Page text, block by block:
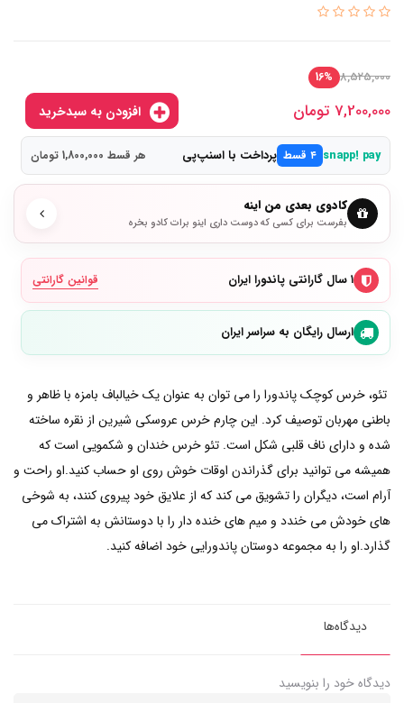
8,525,000
16%
7,200,000 تومان
snapp! pay ۴ قسط پرداخت با اسنپ‌پی هر قسط 1,800,000 تومان
کادوی بعدی من اینه
بفرست برای کسی که دوست داری اینو برات کادو بخره
۱ سال گارانتی پاندورا ایران قوانین گارانتی
ارسال رایگان به سراسر ایران
تئو، خرس کوچک پاندورا را می توان به عنوان یک خیالباف بامزه با ظاهر و
باطنی مهربان توصیف کرد. این چارم خرس عروسکی شیرین از نقره ساخته
شده و دارای ناف قلبی شکل است. تئو خرس خندان و شکمویی است که
همیشه می توانید برای گذراندن اوقات خوش روی او حساب کنید.او راحت و
آرام است، دیگران را تشویق می کند که از علایق خود پیروی کنند، به شوخی
های خودش می خندد و میم های خنده دار را با دوستانش به اشتراک می
گذارد.او را به مجموعه دوستان پاندورایی خود اضافه کنید.
دیدگاه‌ها
دیدگاه خود را بنویسید